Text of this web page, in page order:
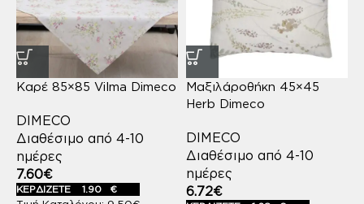
Καρέ 85×85 Vilma Dimeco
DIMECO
Διαθέσιμο από 4-10
ημέρες
7.60€
ΚΕΡΔΙΖΕΤΕ 1.90 €
Μαξιλάροθήκη 45×45
Herb Dimeco
DIMECO
Διαθέσιμο από 4-10
ημέρες
6.72€